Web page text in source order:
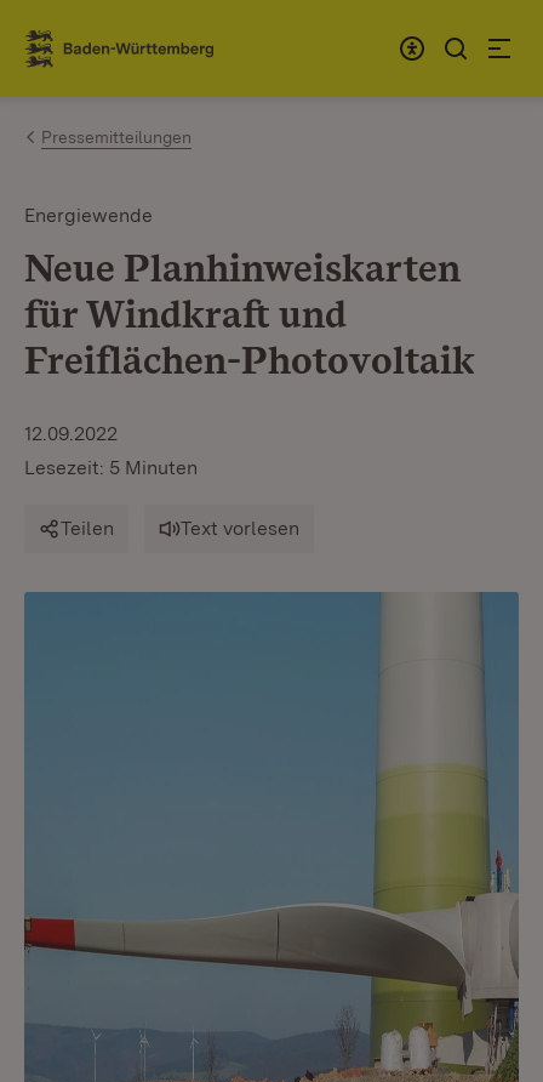
Zum Inhalt springen
Link zur Startseite
Pressemitteilungen
Energiewende
Neue Planhinweiskarten
für Windkraft und
Freiflächen-Photovoltaik
12.09.2022
Lesezeit: 5 Minuten
Teilen Text vorlesen